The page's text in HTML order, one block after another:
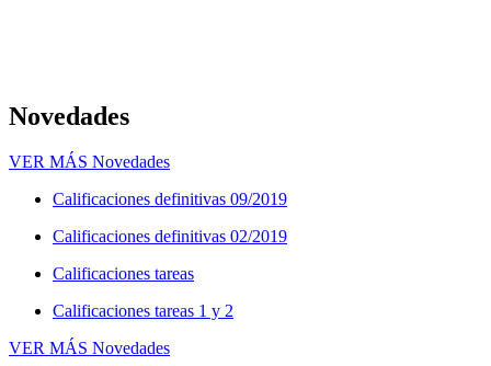
Novedades
VER MÁS Novedades
Calificaciones definitivas 09/2019
Calificaciones definitivas 02/2019
Calificaciones tareas
Calificaciones tareas 1 y 2
VER MÁS Novedades